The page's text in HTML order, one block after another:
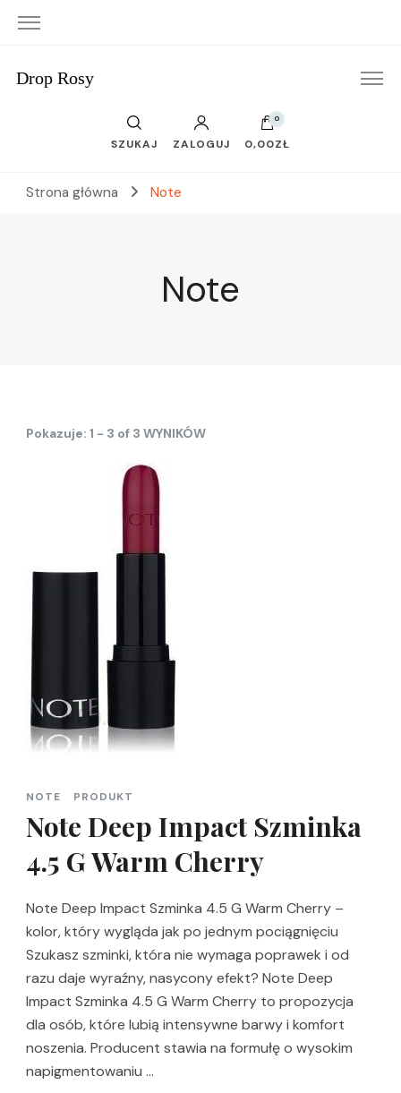
Drop Rosy
SZUKAJ ZALOGUJ
0
0,00ZŁ
Strona główna Note
Note
Pokazuje: 1 - 3 of 3 WYNIKÓW
NOTE PRODUKT
Note Deep Impact Szminka
4.5 G Warm Cherry
Note Deep Impact Szminka 4.5 G Warm Cherry –
kolor, który wygląda jak po jednym pociągnięciu
Szukasz szminki, która nie wymaga poprawek i od
razu daje wyraźny, nasycony efekt? Note Deep
Impact Szminka 4.5 G Warm Cherry to propozycja
dla osób, które lubią intensywne barwy i komfort
noszenia. Producent stawia na formułę o wysokim
napigmentowaniu …